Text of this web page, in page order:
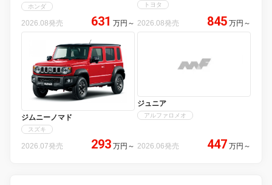
ホンダ
2026.08発売 631 万円 ～
トヨタ
2026.08発売 845 万円 ～
ジムニーノマド
スズキ
2026.07発売 293 万円 ～
ジュニア
アルファロメオ
2026.06発売 447 万円 ～